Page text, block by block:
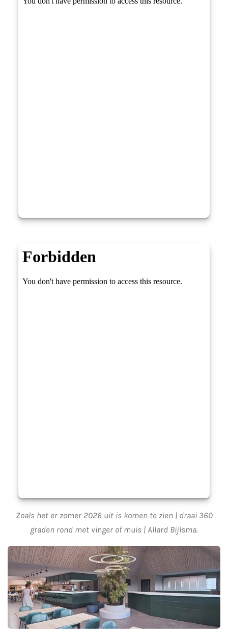
Zoals het er zomer 2026 uit is komen te zien | draai 360
graden rond met vinger of muis | Allard Bijlsma.